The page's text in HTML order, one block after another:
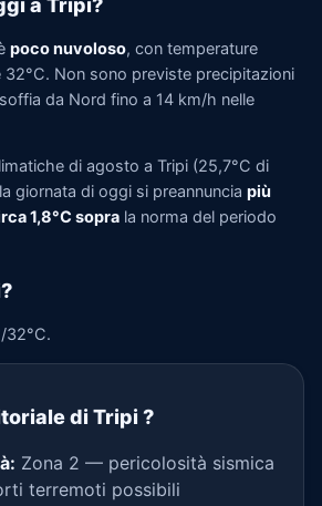
a Tripi?
poco nuvoloso, con temperature
Non sono previste precipitazioni
da Nord fino a 14 km/h nelle
di agosto a Tripi (25,7°C di
giornata di oggi si preannuncia più
1,8°C sopra la norma del periodo
32°C.
di Tripi ?
Zona 2 — pericolosità sismica
terremoti possibili